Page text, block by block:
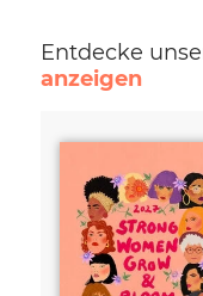
Entdecke
anzeigen